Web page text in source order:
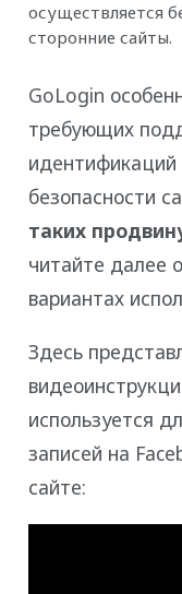
осуществляется
сторонние сайты.
GoLogin
требующих
безопасности
таких
читайте далее
вариантах
Здесь
используется
записей на
сайте: